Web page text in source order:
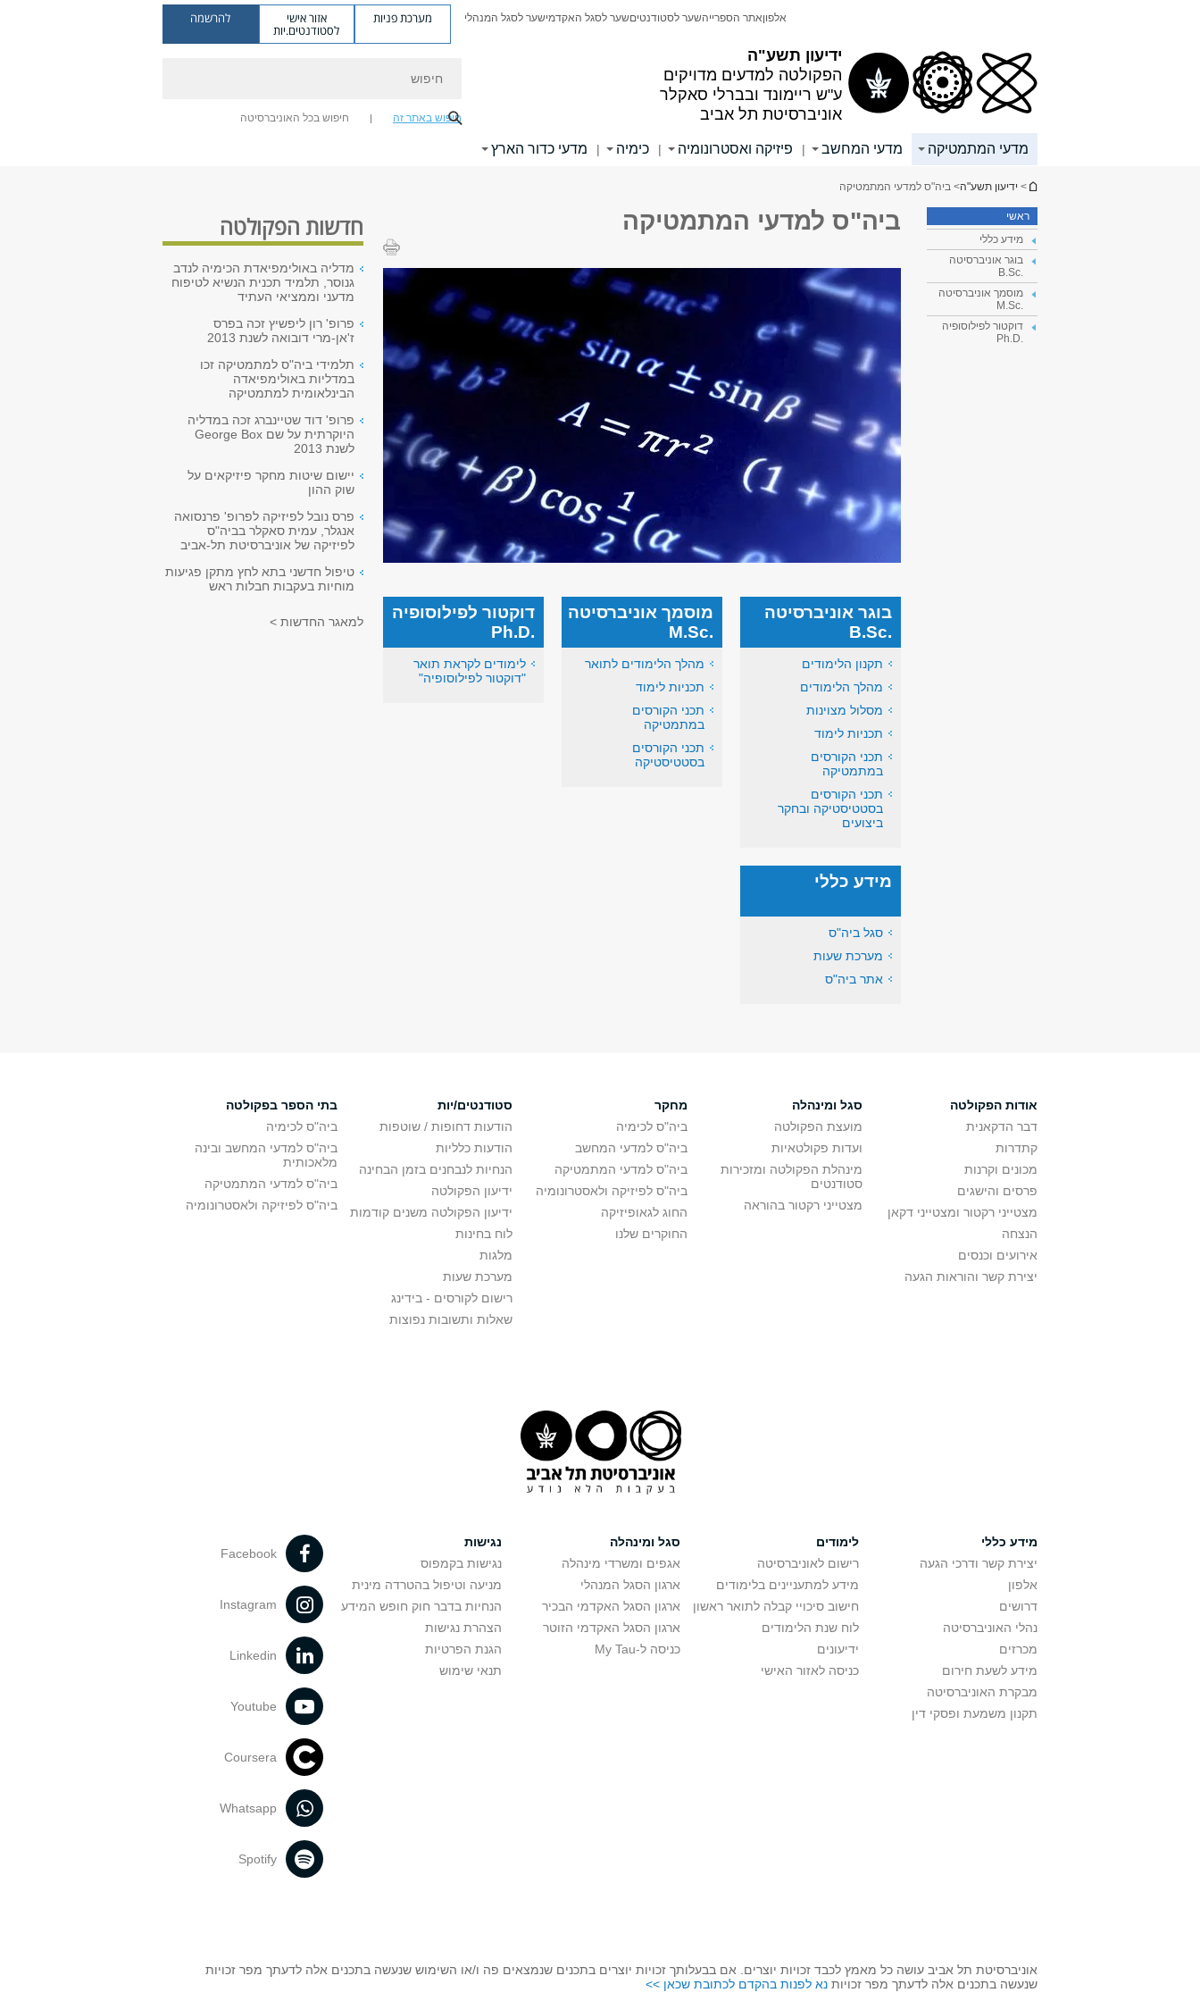
ידיעון תשע"ה
הפקולטה למדעים מדויקים
ע"ש ריימונד ובברלי סאקלר
אוניברסיטת תל אביב
אלפוןאתר הספרייהשער לסטודנטיםשער לסגל האקדמישער לסגל המנהלי מערכת פניות אזור אישי
לסטודנטים.יות
להרשמה
חיפוש באתר זה חיפוש בכל האוניברסיטה
מדעי המתמטיקה מדעי המחשב | פיזיקה ואסטרונומיה | כימיה | מדעי כדור הארץ
הינך נמצא כאן
> ידיעון תשע"ה> ביה"ס למדעי המתמטיקה
ראשי
מידע כללי
בוגר אוניברסיטה
.B.Sc
מוסמך אוניברסיטה
.M.Sc
דוקטור לפילוסופיה
.Ph.D
ביה"ס למדעי המתמטיקה
בוגר אוניברסיטה
.B.Sc
תקנון הלימודים
מהלך הלימודים
מסלול מצוינות
תכניות לימוד
תכני הקורסים
במתמטיקה
תכני הקורסים
בסטטיסטיקה ובחקר
ביצועים
מוסמך אוניברסיטה
.M.Sc
מהלך הלימודים לתואר
תכניות לימוד
תכני הקורסים
במתמטיקה
תכני הקורסים
בסטטיסטיקה
דוקטור לפילוסופיה
.Ph.D
לימודים לקראת תואר
"דוקטור לפילוסופיה"
מידע כללי
סגל ביה"ס
מערכת שעות
אתר ביה"ס
חדשות הפקולטה
מדליה באולימפיאדת הכימיה לנדב
גנוסר, תלמיד תכנית הנשיא לטיפוח
מדעני וממציאי העתיד
פרופ' רון ליפשיץ זכה בפרס
ז'אן-מרי דובואה לשנת 2013
תלמידי ביה"ס למתמטיקה זכו
במדליות באולימפיאדה
הבינלאומית למתמטיקה
פרופ' דוד שטיינברג זכה במדליה
היוקרתית על שם George Box
לשנת 2013
יישום שיטות מחקר פיזיקאים על
שוק ההון
פרס נובל לפיזיקה לפרופ' פרנסואה
אנגלר, עמית סאקלר בביה"ס
לפיזיקה של אוניברסיטת תל-אביב
טיפול חדשני בתא לחץ מתקן פגיעות
מוחיות בעקבות חבלות ראש
למאגר החדשות >
אודות הפקולטה
דבר הדקאנית
קתדרות
מכונים וקרנות
פרסים והישגים
מצטייני רקטור ומצטייני דקאן
הנצחה
אירועים וכנסים
יצירת קשר והוראות הגעה
סגל ומינהלה
מועצת הפקולטה
ועדות פקולטאיות
מינהלת הפקולטה ומזכירות
סטודנטים
מצטייני רקטור בהוראה
מחקר
ביה"ס לכימיה
ביה"ס למדעי המחשב
ביה"ס למדעי המתמטיקה
ביה"ס לפיזיקה ולאסטרונומיה
החוג לגאופיזיקה
החוקרים שלנו
סטודנטים/יות
הודעות דחופות / שוטפות
הודעות כלליות
הנחיות לנבחנים בזמן הבחינה
ידיעון הפקולטה
ידיעון הפקולטה משנים קודמות
לוח בחינות
מלגות
מערכת שעות
רישום לקורסים - בידינג
שאלות ותשובות נפוצות
בתי הספר בפקולטה
ביה"ס לכימיה
ביה"ס למדעי המחשב ובינה
מלאכותית
ביה"ס למדעי המתמטיקה
ביה"ס לפיזיקה ולאסטרונומיה
מידע כללי
יצירת קשר ודרכי הגעה
אלפון
דרושים
נהלי האוניברסיטה
מכרזים
מידע לשעת חירום
מבקרת האוניברסיטה
תקנון משמעת ופסקי דין
לימודים
רישום לאוניברסיטה
מידע למתעניינים בלימודים
חישוב סיכויי קבלה לתואר ראשון
לוח שנת הלימודים
ידיעונים
כניסה לאזור האישי
סגל ומינהלה
אגפים ומשרדי מינהלה
ארגון הסגל המנהלי
ארגון הסגל האקדמי הבכיר
ארגון הסגל האקדמי הזוטר
כניסה ל-My Tau
נגישות
נגישות בקמפוס
מניעה וטיפול בהטרדה מינית
הנחיות בדבר חוק חופש המידע
הצהרת נגישות
הגנת הפרטיות
תנאי שימוש
Facebook
Instagram
Linkedin
Youtube
Coursera
Whatsapp
Spotify
אוניברסיטת תל אביב עושה כל מאמץ לכבד זכויות יוצרים. אם בבעלותך זכויות יוצרים בתכנים שנמצאים פה ו/או השימוש שנעשה בתכנים אלה לדעתך מפר זכויות
שנעשה בתכנים אלה לדעתך מפר זכויות נא לפנות בהקדם לכתובת שכאן >>